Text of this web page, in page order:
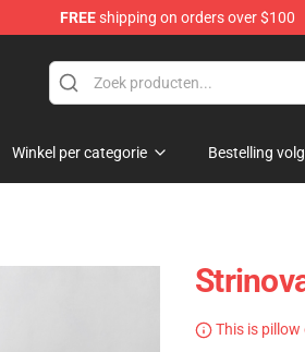
FREEshipping on orders over $100
Winkel per categorie Bestelling
This is pillow